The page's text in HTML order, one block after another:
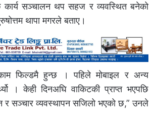
कार्य सञ्चालन थप सहज र व्यवस्थित बनेको
थापा मगरले बताए।
फिल्डमै हुन्छ । पहिले मोबाइल र अन्य
। केही दिनअघि वाकिटकी प्राप्त भएपछि
र सञ्चार व्यवस्थापन सजिलो भएको छ,” उनले